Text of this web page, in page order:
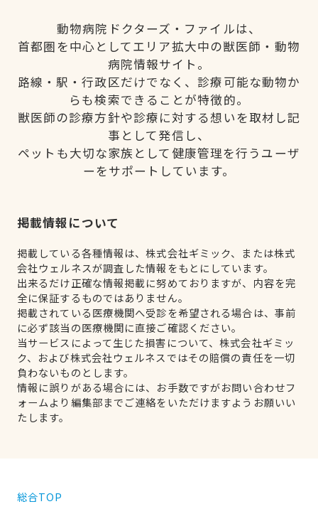
動物病院ドクターズ・ファイルは、
首都圏を中心としてエリア拡大中の獣医師・動物
病院情報サイト。
路線・駅・行政区だけでなく、診療可能な動物か
らも検索できることが特徴的。
獣医師の診療方針や診療に対する想いを取材し記
事として発信し、
ペットも大切な家族として健康管理を行うユーザ
ーをサポートしています。
掲載情報について
掲載している各種情報は、株式会社ギミック、または株式
会社ウェルネスが調査した情報をもとにしています。
出来るだけ正確な情報掲載に努めておりますが、内容を完
全に保証するものではありません。
掲載されている医療機関へ受診を希望される場合は、事前
に必ず該当の医療機関に直接ご確認ください。
当サービスによって生じた損害について、株式会社ギミッ
ク、および株式会社ウェルネスではその賠償の責任を一切
負わないものとします。
情報に誤りがある場合には、お手数ですがお問い合わせフ
ォームより編集部までご連絡をいただけますようお願いい
たします。
総合TOP